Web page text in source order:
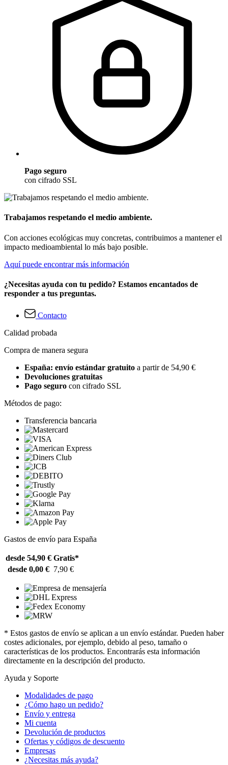
Pago seguro
con cifrado SSL
Trabajamos respetando el medio ambiente.
Con acciones ecológicas muy concretas, contribuimos a mantener el
impacto medioambiental lo más bajo posible.
Aquí puede encontrar más información
¿Necesitas ayuda con tu pedido? Estamos encantados de
responder a tus preguntas.
Contacto
Calidad probada
Compra de manera segura
España: envío estándar gratuito a partir de 54,90 €
Devoluciones gratuitas
Pago seguro con cifrado SSL
Métodos de pago:
Transferencia bancaria
Gastos de envío para España
desde 54,90 € Gratis*
desde 0,00 € 7,90 €
* Estos gastos de envío se aplican a un envío estándar. Pueden haber
costes adicionales, por ejemplo, debido al peso, tamaño o
características de los productos. Encontrarás esta información
directamente en la descripción del producto.
Ayuda y Soporte
Modalidades de pago
¿Cómo hago un pedido?
Envío y entrega
Mi cuenta
Devolución de productos
Ofertas y códigos de descuento
Empresas
¿Necesitas más ayuda?